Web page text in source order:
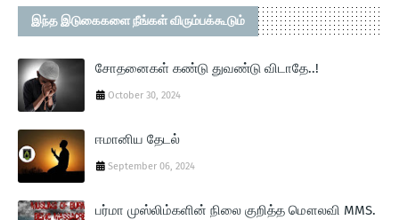
இந்த இடுகைகளை நீங்கள் விரும்பக்கூடும்
சோதனைகள் கண்டு துவண்டு விடாதே..!
October 30, 2024
ஈமானிய தேடல்
September 06, 2024
பர்மா முஸ்லிம்களின் நிலை குறித்த மௌலவி MMS.